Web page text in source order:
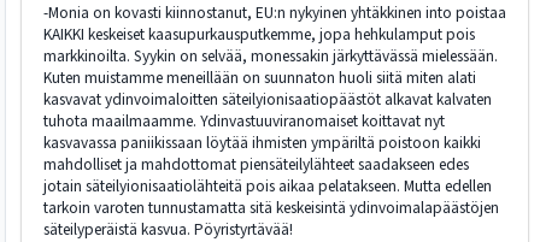
-Monia on kovasti kiinnostanut, EU:n nykyinen yhtäkkinen into poistaa
KAIKKI keskeiset kaasupurkausputkemme, jopa hehkulamput pois
markkinoilta. Syykin on selvää, monessakin järkyttävässä mielessään.
Kuten muistamme meneillään on suunnaton huoli siitä miten alati
kasvavat ydinvoimaloitten säteilyionisaatiopäästöt alkavat kalvaten
tuhota maailmaamme. Ydinvastuuviranomaiset koittavat nyt
kasvavassa paniikissaan löytää ihmisten ympäriltä poistoon kaikki
mahdolliset ja mahdottomat piensäteilylähteet saadakseen edes
jotain säteilyionisaatiolähteitä pois aikaa pelatakseen. Mutta edellen
tarkoin varoten tunnustamatta sitä keskeisintä ydinvoimalapäästöjen
säteilyperäistä kasvua. Pöyristyrtävää!